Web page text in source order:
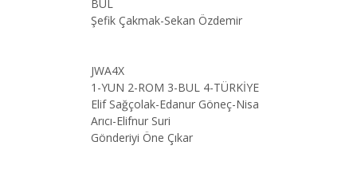
BUL
Şefik Çakmak-Sekan Özdemir
JWA4X
1-YUN 2-ROM 3-BUL 4-TÜRKİYE
Elif Sağçolak-Edanur Göneç-Nisa
Arıcı-Elifnur Suri
Gönderiyi Öne Çıkar